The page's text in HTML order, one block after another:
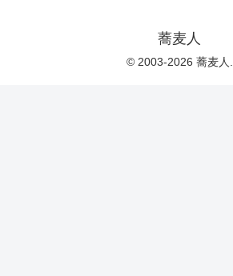
蕎麦人
© 2003-2026 蕎麦人.